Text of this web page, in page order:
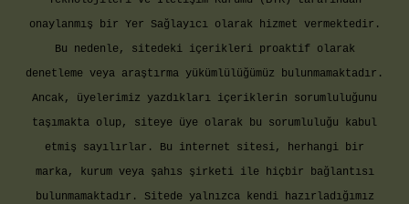
onaylanmış bir Yer Sağlayıcı olarak hizmet vermektedir.
Bu nedenle, sitedeki içerikleri proaktif olarak
denetleme veya araştırma yükümlülüğümüz bulunmamaktadır.
Ancak, üyelerimiz yazdıkları içeriklerin sorumluluğunu
taşımakta olup, siteye üye olarak bu sorumluluğu kabul
etmiş sayılırlar. Bu internet sitesi, herhangi bir
marka, kurum veya şahıs şirketi ile hiçbir bağlantısı
bulunmamaktadır. Sitede yalnızca kendi hazırladığımız